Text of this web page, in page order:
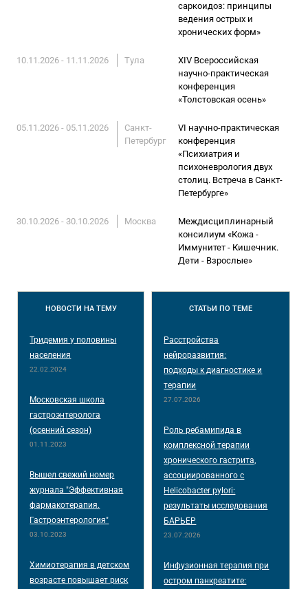
саркоидоз: принципы
ведения острых и
хронических форм»
10.11.2026 - 11.11.2026 Тула
ХIV Всероссийская
научно-практическая
конференция
«Толстовская осень»
05.11.2026 - 05.11.2026
Санкт-
Петербург
VI научно-практическая
конференция
«Психиатрия и
психоневрология двух
столиц. Встреча в Санкт-
Петербурге»
30.10.2026 - 30.10.2026 Москва
Междисциплинарный
консилиум «Кожа -
Иммунитет - Кишечник.
Дети - Взрослые»
НОВОСТИ НА ТЕМУ
Тридемия у половины
населения
22.02.2024
Московская школа
гастроэнтеролога
(осенний сезон)
01.11.2023
Вышел свежий номер
журнала "Эффективная
фармакотерапия.
Гастроэнтерология"
03.10.2023
Химиотерапия в детском
возрасте повышает риск
СТАТЬИПО ТЕМЕ
Расстройства
нейроразвития:
подходы к диагностике и
терапии
27.07.2026
Роль ребамипида в
комплексной терапии
хронического гастрита,
ассоциированного с
Helicobacter pylori:
результаты исследования
БАРЬЕР
23.07.2026
Инфузионная терапия при
остром панкреатите: